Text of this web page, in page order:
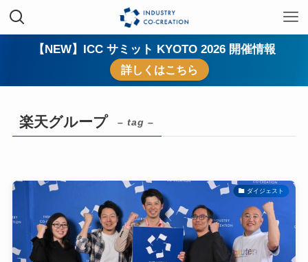
【NEW】ICC サミット KYOTO 2026 開催情報
詳しくはこちら
楽天グループ – tag –
ダイジェスト